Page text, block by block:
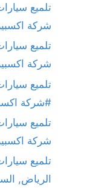
تلميع
شركة
تلميع
شركة
تلميع
#شركة
تلميع
شركة
تلميع
الرياض,